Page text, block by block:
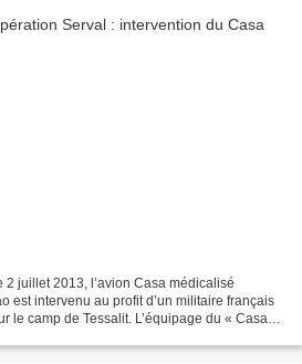
juillet 2013, l’avion Casa médicalisé
est intervenu au profit d’un militaire français
le camp de Tessalit. L’équipage du « Casa